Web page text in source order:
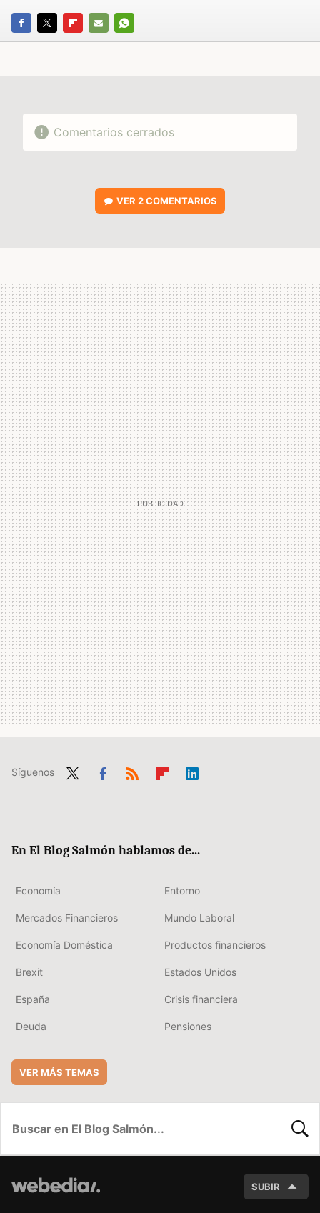
FACEBOOK
TWITTERFLIPBOARD
E-
WHATSAPP
Comentarios cerrados
VER2 COMENTARIOS
Síguenos
En El Blog Salmón hablamos de...
Economía Entorno
Mercados Financieros Mundo Laboral
Economía Doméstica Productos financieros
Brexit Estados Unidos
España Crisis financiera
Deuda Pensiones
VER MÁS TEMAS
SUBIR